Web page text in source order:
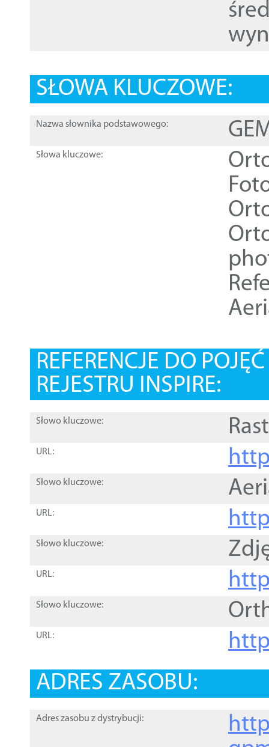
SŁOWA KLUCZOWE:
Nazwa słownika podstawowego:
Słowa kluczowe:
REFERENCJE DO
REJESTRU INSPIRE:
Słowo kluczowe:
URL:
Słowo kluczowe:
URL:
Słowo kluczowe:
URL:
Słowo kluczowe:
URL:
ADRES ZASOBU:
Adres zasobu z dystrybucji: